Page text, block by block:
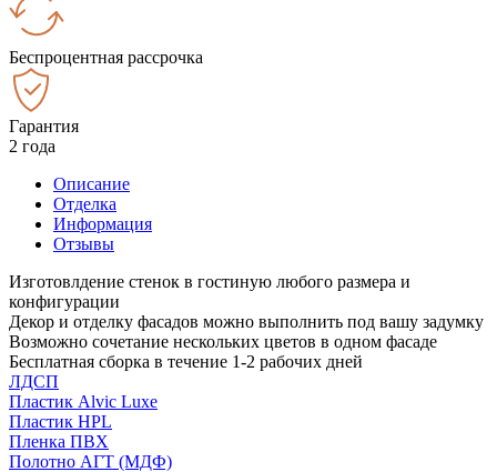
Беспроцентная рассрочка
Гарантия
2 года
Описание
Отделка
Информация
Отзывы
Изготовлдение стенок в гостиную любого размера и
конфигурации
Декор и отделку фасадов можно выполнить под вашу задумку
Возможно сочетание нескольких цветов в одном фасаде
Бесплатная сборка в течение 1-2 рабочих дней
ЛДСП
Пластик Alvic Luxe
Пластик HPL
Пленка ПВХ
Полотно АГТ (МДФ)